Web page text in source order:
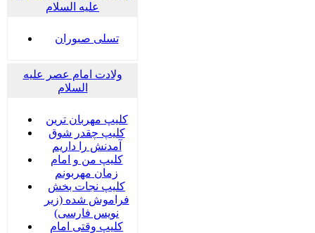
علیه السلام
تسلی صبوران
ولادت امام عصر علیه
السلام
کلیپ مهربان ترین
کلیپ چقدر شوق
آمدنش را داریم
کلیپ من و امام
زمان مهربونم
کلیپ نجات بخش
فراموش شده (زیر
نویس فارسی)
کلیپ وقتی امام